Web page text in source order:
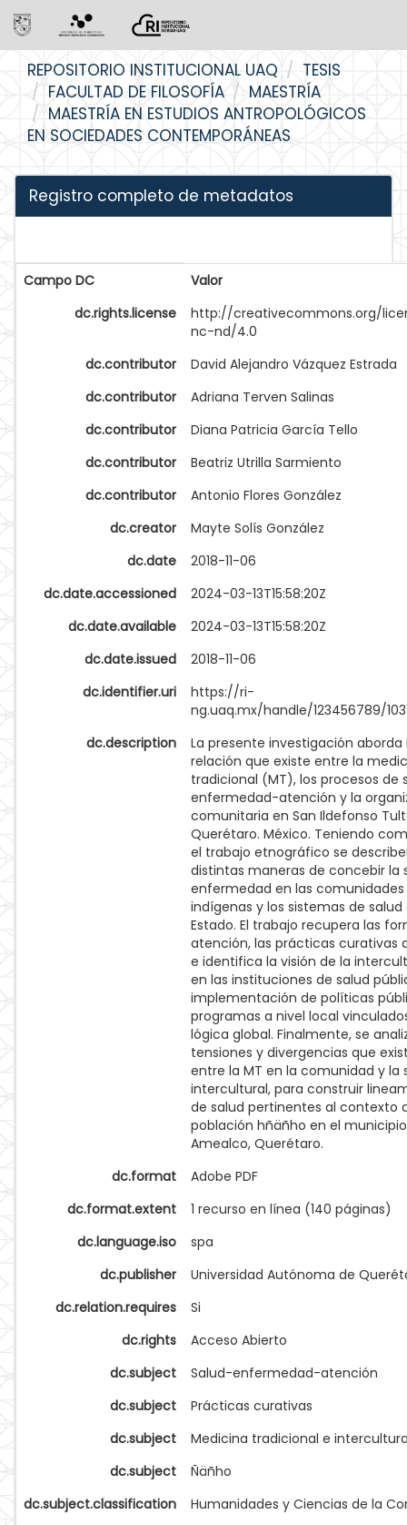
navigation
REPOSITORIO INSTITUCIONAL UAQ
TESIS
FACULTAD DE FILOSOFÍA
MAESTRÍA
MAESTRÍA EN ESTUDIOS ANTROPOLÓGICOS
EN SOCIEDADES CONTEMPORÁNEAS
Registro completo de metadatos
Campo DC
Valor
dc.rights.license
http://creativecommons.org/
nc-nd/4.0
dc.contributor
David Alejandro Vázquez Estrada
dc.contributor
Adriana Terven Salinas
dc.contributor
Diana Patricia García Tello
dc.contributor
Beatriz Utrilla Sarmiento
dc.contributor
Antonio Flores González
dc.creator
Mayte Solís González
dc.date
2018-11-06
dc.date.accessioned
2024-03-13T15:58:20Z
dc.date.available
2024-03-13T15:58:20Z
dc.date.issued
2018-11-06
dc.identifier.uri
https://ri-
ng.uaq.mx/handle/123456789/
dc.description
La presente investigación aborda
relación que existe entre la
tradicional (MT), los procesos de
enfermedad-atención y la
comunitaria en San Ildefonso
Querétaro. México. Teniendo
el trabajo etnográfico se
distintas maneras de concebir la
enfermedad en las comunidades
indígenas y los sistemas de salud
Estado. El trabajo recupera las
atención, las prácticas curativas
e identifica la visión de la
en las instituciones de salud
implementación de políticas
programas a nivel local
lógica global. Finalmente, se
tensiones y divergencias que
entre la MT en la comunidad y la
intercultural, para construir
de salud pertinentes al contexto
población hñäñho en el
Amealco, Querétaro.
dc.format
Adobe PDF
dc.format.extent
1 recurso en línea (140 páginas)
dc.language.iso
spa
dc.publisher
Universidad Autónoma de
dc.relation.requires
Si
dc.rights
Acceso Abierto
dc.subject
Salud-enfermedad-atención
dc.subject
Prácticas curativas
dc.subject
Medicina tradicional e
dc.subject
Ñäñho
dc.subject.classification
Humanidades y Ciencias de la